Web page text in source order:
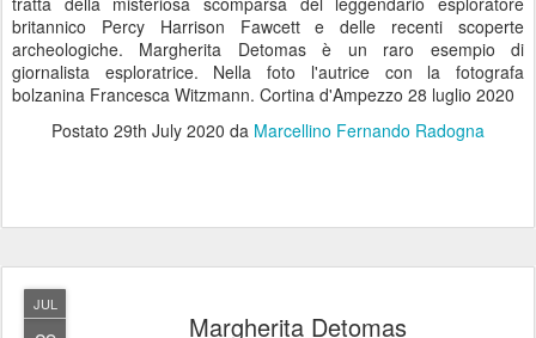
britannico Percy Harrison Fawcett e delle recenti scoperte
archeologiche. Margherita Detomas è un raro esempio di
giornalista esploratrice. Nella foto l'autrice con la fotografa
bolzanina Francesca Witzmann. Cortina d'Ampezzo 28 luglio 2020
Postato 29th July 2020 da Marcellino Fernando Radogna
JUL
Margherita Detomas